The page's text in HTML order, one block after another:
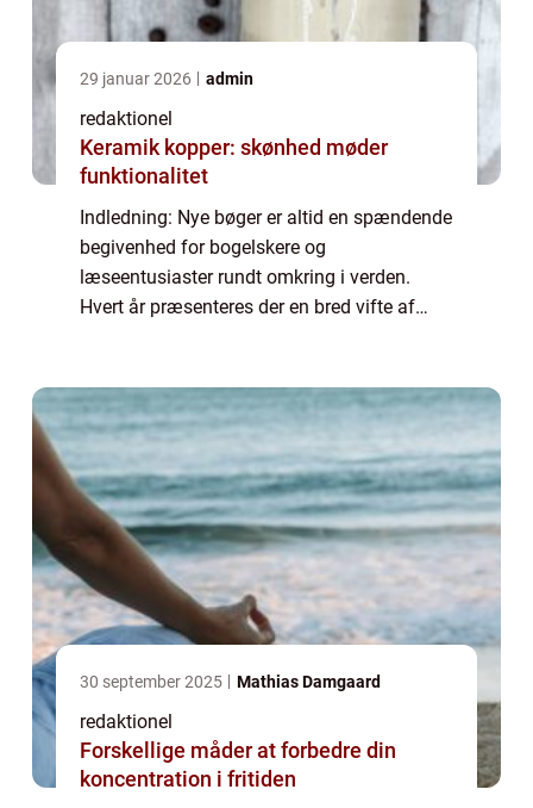
29 januar 2026 admin
redaktionel
Keramik kopper: skønhed møder
funktionalitet
Indledning: Nye bøger er altid en spændende
begivenhed for bogelskere og
læseentusiaster rundt omkring i verden.
Hvert år præsenteres der en bred vifte af
læsere. I denne artikel vil vi ...
30 september 2025 Mathias Damgaard
redaktionel
Forskellige måder at forbedre din
koncentration i fritiden